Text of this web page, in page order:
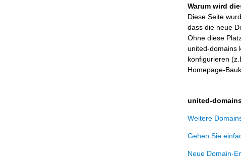
Warum wird
Diese Seite
dass die neue
Ohne diese
united-domains
konfigurieren
Homepage-
united-
Weitere
Gehen Sie
Neue Domain-